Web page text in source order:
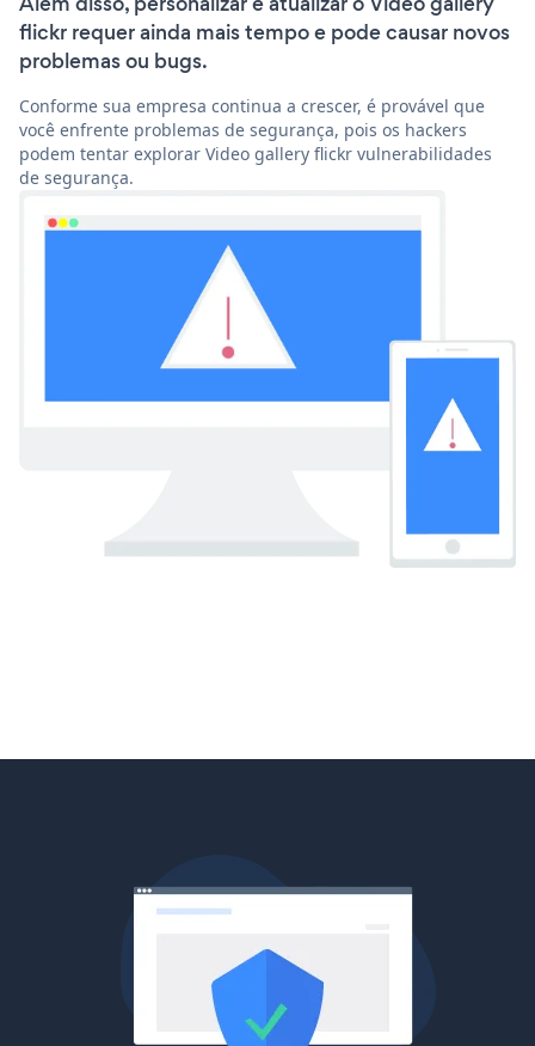
flickr requer ainda mais tempo e pode causar novos
problemas ou bugs.
Conforme sua empresa continua a crescer, é provável que
você enfrente problemas de segurança, pois os hackers
podem tentar explorar Video gallery flickr vulnerabilidades
de segurança.